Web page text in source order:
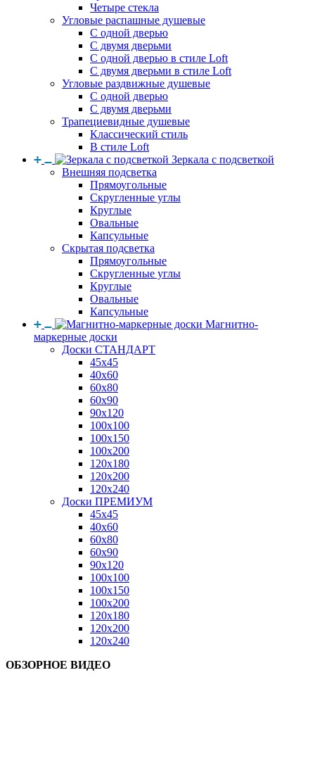
Четыре стекла
Угловые распашные душевые
С одной дверью
С двумя дверьми
С одной дверью в стиле Loft
С двумя дверьми в стиле Loft
Угловые раздвижные душевые
С одной дверью
С двумя дверьми
Трапециевидные душевые
Классический стиль
В стиле Loft
Зеркала с подсветкой
Внешняя подсветка
Прямоугольные
Скругленные углы
Круглые
Овальные
Капсульные
Скрытая подсветка
Прямоугольные
Скругленные углы
Круглые
Овальные
Капсульные
Магнитно-
маркерные доски
Доски СТАНДАРТ
45x45
40x60
60x80
60x90
90x120
100x100
100x150
100x200
120x180
120x200
120x240
Доски ПРЕМИУМ
45x45
40x60
60x80
60x90
90x120
100x100
100x150
100x200
120x180
120x200
120x240
ОБЗОРНОЕ ВИДЕО